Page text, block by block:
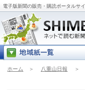
電子版新聞の販売・購読ポータルサ
ホーム ＞ 八重山日報 ＞